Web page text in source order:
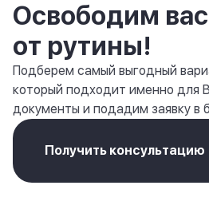
Освободим вас
от рутины!
Подберем самый выгодный
который подходит именно для
документы и подадим заявку в
Получить консультацию